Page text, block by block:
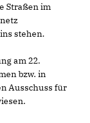
Straßen im
stehen.
am 22.
bzw. in
Ausschuss für